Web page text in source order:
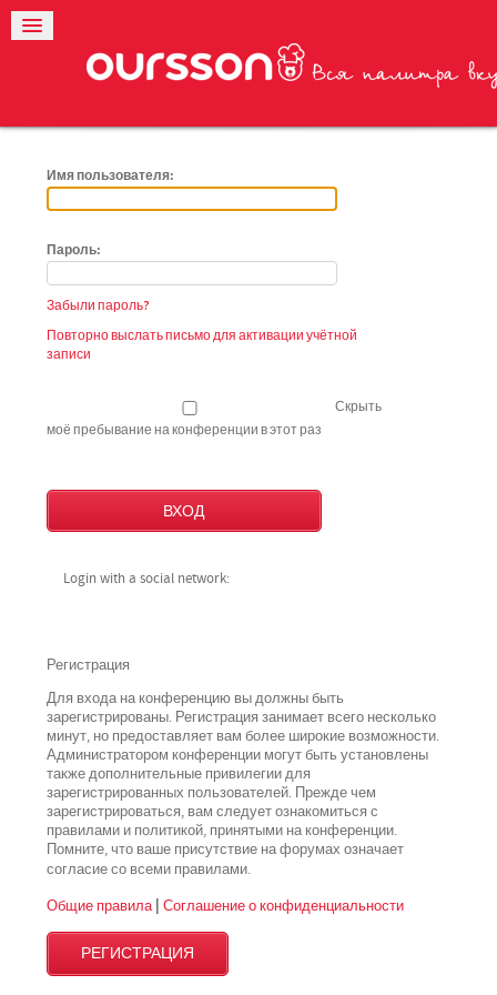
Имя пользователя:
Пароль:
Забыли пароль?
Повторно выслать письмо для активации учётной
записи
Скрыть
моё пребывание на конференции в этот раз
Login with a social network:
Регистрация
Для входа на конференцию вы должны быть
зарегистрированы. Регистрация занимает всего несколько
минут, но предоставляет вам более широкие возможности.
Администратором конференции могут быть установлены
также дополнительные привилегии для
зарегистрированных пользователей. Прежде чем
зарегистрироваться, вам следует ознакомиться с
правилами и политикой, принятыми на конференции.
Помните, что ваше присутствие на форумах означает
согласие со всемиправилами.
Общие правила| Соглашение о конфиденциальности
РЕГИСТРАЦИЯ